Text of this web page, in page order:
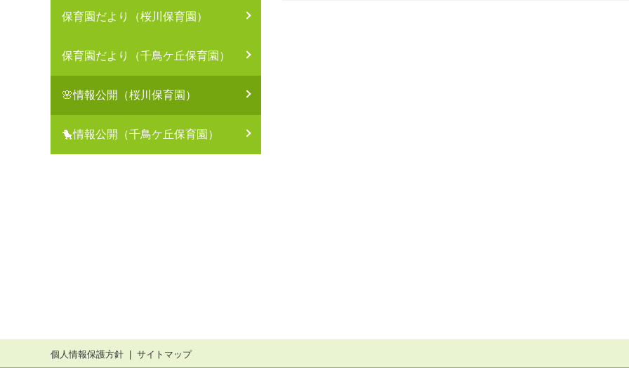
保育園だより（桜川保育園）
保育園だより（千鳥ケ丘保育園）
🌸情報公開（桜川保育園）
🐤情報公開（千鳥ケ丘保育園）
個人情報保護方針 サイトマップ